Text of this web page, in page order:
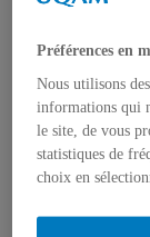
Actualités
Préférences en
Nous utilisons
informations qui
le site, de vous
statistiques de
choix en